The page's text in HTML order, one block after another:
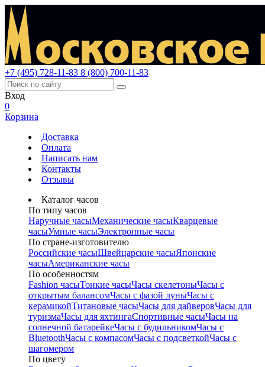
+7 (495) 728-11-83 8 (800) 700-11-83
Вход
0
Корзина
Доставка
Оплата
Написать нам
Контакты
Отзывы
Каталог часов
По типу часов
Наручные часыМеханические часыКварцевые
часыУмные часыЭлектронные часы
По стране-изготовителю
Российские часыШвейцарские часыЯпонские
часыАмериканские часы
По особенностям
Fashion часыТонкие часыЧасы скелетоныЧасы с
открытым балансомЧасы с фазой луныЧасы с
керамикойТитановые часыЧасы для дайверовЧасы для
туризмаЧасы для яхтингаСпортивные часыЧасы на
солнечной батарейкеЧасы с будильникомЧасы с
BluetoothЧасы с компасомЧасы с подсветкойЧасы с
шагомером
По цвету